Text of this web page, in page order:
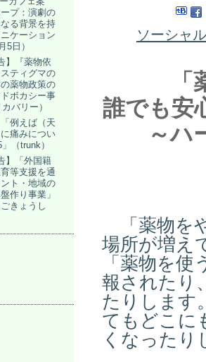
ソーシャ
誰でも安
～ハ
「薬物
場所が増え
「薬物を
報されたり
たりします
てもどこに
くなったり
プ：演劇の
る背景を持
ケーション
5日）
】『薬物依
ティグマの
薬物政策の
ボカシー事
バリー）
例えば（天
痛みについ
（trunk）
】「外国籍
等支援を通
ト・地域の
作り事業」
きょうし